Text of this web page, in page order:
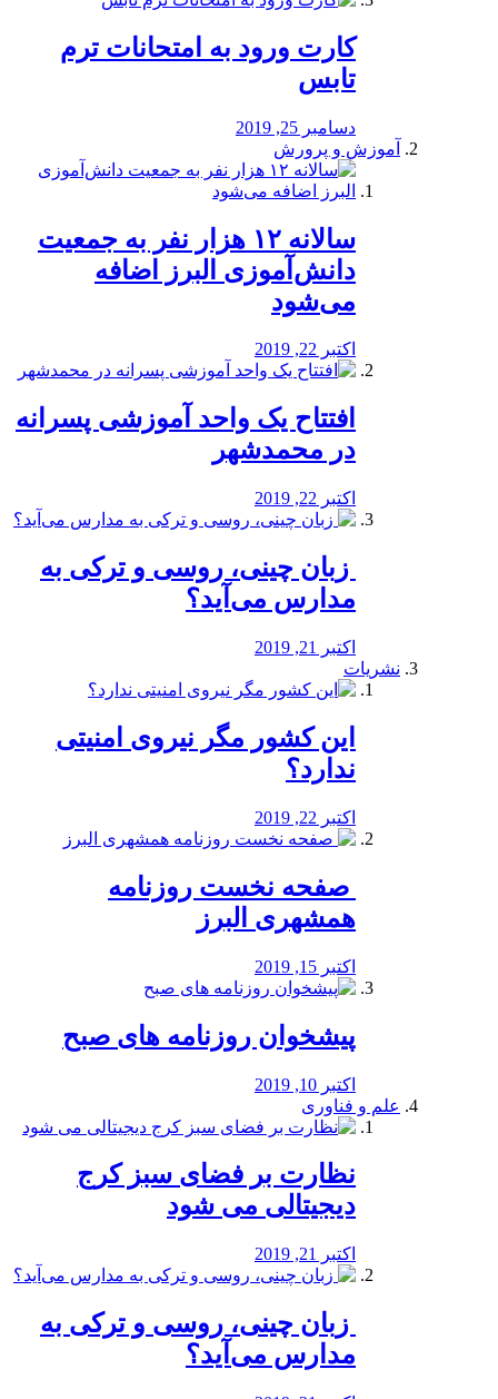
کارت ورود به امتحانات ترم
تابس
دسامبر 25, 2019
آموزش و پرورش
️سالانه ۱۲ هزار نفر به جمعیت
دانش‌آموزی البرز اضافه
می‌شود
اکتبر 22, 2019
افتتاح یک واحد آموزشی پسرانه
در محمدشهر
اکتبر 22, 2019
️ زبان چینی، روسی و ترکی به
مدارس می‌آید؟
اکتبر 21, 2019
نشریات
این کشور مگر نیروی امنیتی
ندارد؟
اکتبر 22, 2019
️ صفحه نخست روزنامه‌
همشهری البرز
اکتبر 15, 2019
پیشخوان روزنامه های صبح
اکتبر 10, 2019
علم و فناوری
نظارت بر فضای سبز کرج
دیجیتالی می شود
اکتبر 21, 2019
️ زبان چینی، روسی و ترکی به
مدارس می‌آید؟